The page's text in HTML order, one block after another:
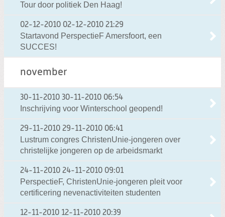
Tour door politiek Den Haag!
02-12-2010 02-12-2010 21:29
Startavond PerspectieF Amersfoort, een
SUCCES!
november
30-11-2010 30-11-2010 06:54
Inschrijving voor Winterschool geopend!
29-11-2010 29-11-2010 06:41
Lustrum congres ChristenUnie-jongeren over
christelijke jongeren op de arbeidsmarkt
24-11-2010 24-11-2010 09:01
PerspectieF, ChristenUnie-jongeren pleit voor
certificering nevenactiviteiten studenten
12-11-2010 12-11-2010 20:39